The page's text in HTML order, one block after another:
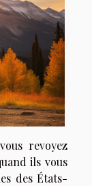
revoyez
ils vous
des États-